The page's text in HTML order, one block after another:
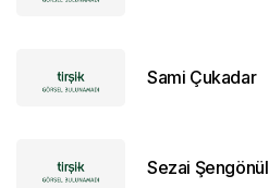
Sami Çukadar
Sezai Şengönül